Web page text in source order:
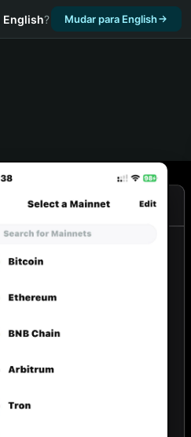
English? Mudar para English